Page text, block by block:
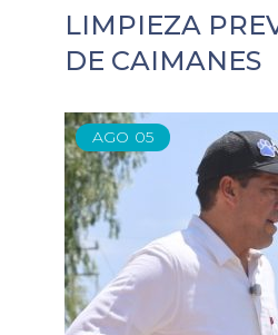
LIMPIEZA
DE CAIMANES
AGO 05